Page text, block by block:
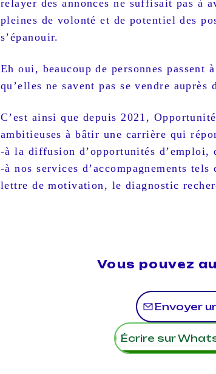
relayer des annonces ne suffisait pas à
pleines de volonté et de potentiel des
s’épanouir.
Eh oui, beaucoup de personnes passent
qu’elles ne savent pas se vendre auprès
C’est ainsi que depuis 2021,
ambitieuses à bâtir une carrière qui
-à la diffusion d’opportunités d’emploi,
-à nos services d’accompagnements
lettre de motivation, le diagnostic
Vous pouvez
Envoyer
Écrire sur